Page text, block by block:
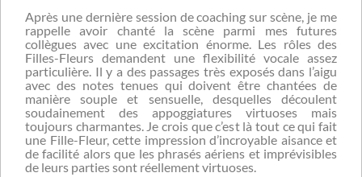
Après une dernière session de coaching sur scène, je me
rappelle avoir chanté la scène parmi mes futures
collègues avec une excitation énorme. Les rôles des
Filles-Fleurs demandent une flexibilité vocale assez
particulière. Il y a des passages très exposés dans l’aigu
avec des notes tenues qui doivent être chantées de
manière souple et sensuelle, desquelles découlent
soudainement des appoggiatures virtuoses mais
toujours charmantes. Je crois que c’est là tout ce qui fait
une Fille-Fleur, cette impression d’incroyable aisance et
de facilité alors que les phrasés aériens et imprévisibles
de leurs parties sont réellement virtuoses.